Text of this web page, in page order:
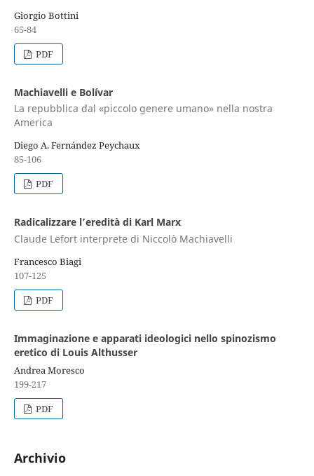
Giorgio Bottini
65-84
PDF
Machiavelli e Bolívar
La repubblica dal «piccolo genere umano» nella nostra
America
Diego A. Fernández Peychaux
85-106
PDF
Radicalizzare l’eredità di Karl Marx
Claude Lefort interprete di Niccolò Machiavelli
Francesco Biagi
107-125
PDF
Immaginazione e apparati ideologici nello spinozismo
eretico di Louis Althusser
Andrea Moresco
199-217
PDF
Archivio